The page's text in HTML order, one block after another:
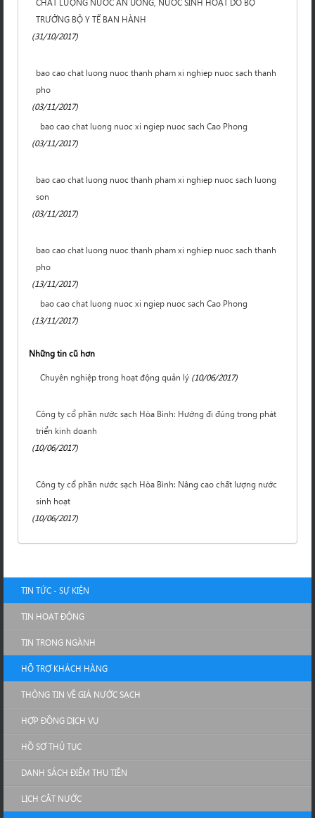
CHẤT LƯỢNG NƯỚC ĂN UỐNG, NƯỚC SINH HOẠT DO BỘ
TRƯỞNG BỘ Y TẾ BAN HÀNH
(31/10/2017)
bao cao chat luong nuoc thanh pham xi nghiep nuoc sach thanh
pho
(03/11/2017)
bao cao chat luong nuoc xi ngiep nuoc sach Cao Phong
(03/11/2017)
bao cao chat luong nuoc thanh pham xi nghiep nuoc sach luong
son
(03/11/2017)
bao cao chat luong nuoc thanh pham xi nghiep nuoc sach thanh
pho
(13/11/2017)
bao cao chat luong nuoc xi ngiep nuoc sach Cao Phong
(13/11/2017)
Những tin cũ hơn
Chuyên nghiệp trong hoạt động quản lý (10/06/2017)
Công ty cổ phần nước sạch Hòa Bình: Hướng đi đúng trong phát
triển kinh doanh
(10/06/2017)
Công ty cổ phần nước sạch Hòa Bình: Nâng cao chất lượng nước
sinh hoạt
(10/06/2017)
TIN TỨC - SỰ KIỆN
TIN HOẠT ĐỘNG
TIN TRONG NGÀNH
HỖ TRỢ KHÁCH HÀNG
THÔNG TIN VỀ GIÁ NƯỚC SẠCH
HỢP ĐỒNG DỊCH VỤ
HỒ SƠ THỦ TỤC
DANH SÁCH ĐIỂM THU TIỀN
LỊCH CẮT NƯỚC